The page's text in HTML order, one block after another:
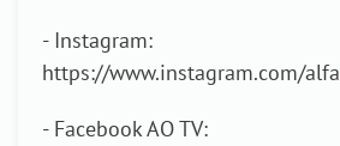
- Instagram:
https://www.instagram.com/
- Facebook AO TV: